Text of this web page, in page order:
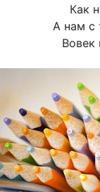
Как
А нам с
Вовек